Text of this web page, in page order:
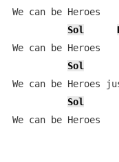
We can be Heroes
Sol
We can be Heroes
Sol
We can be Heroes
Sol
We can be Heroes